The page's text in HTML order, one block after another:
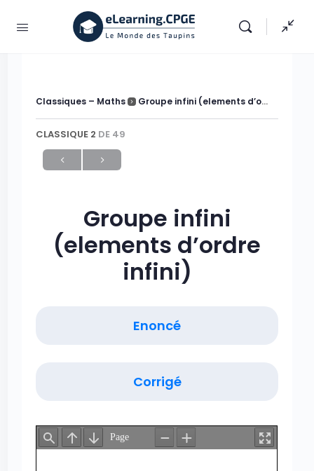
Classiques – Maths Groupe infini (elements d’ordre infini)
CLASSIQUE 2 DE 49
Groupe infini
(elements d’ordre
infini)
Enoncé
Corrigé